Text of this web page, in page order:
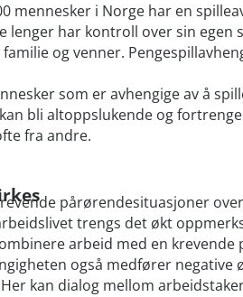
mennesker i Norge har en
lenger har kontroll over sin
og venner.
som er avhengige av å
bli altoppslukende og
fra andre.
pårørendesituasjoner
trengs det økt
arbeid med en
også medfører
kan dialog mellom